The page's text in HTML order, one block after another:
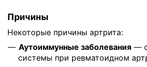
Причины
Некоторые причины артрита:
Аутоиммунные заболевания —
системы при ревматоидном